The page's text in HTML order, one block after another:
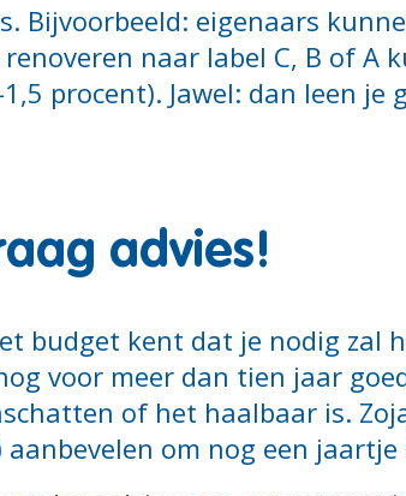
Bijvoorbeeld: eigenaars
naar label C, B of A
procent). Jawel: dan leen je
advies!
budget kent dat je nodig zal
voor meer dan tien jaar
of het haalbaar is.
om nog een